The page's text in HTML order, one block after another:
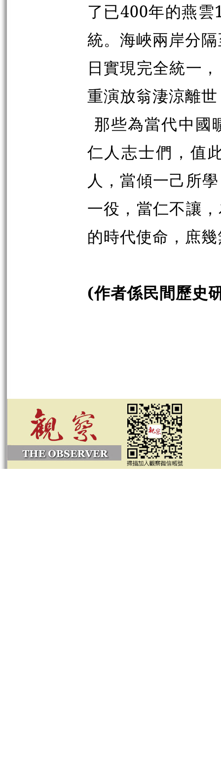
了已400年的燕
統。海峽兩岸分
日實現完全統一
重演放翁淒涼離
那些為當代中國
仁人志士們，值
人，當傾一己所
一役，當仁不讓
的時代使命，庶
(作者係民間歷史